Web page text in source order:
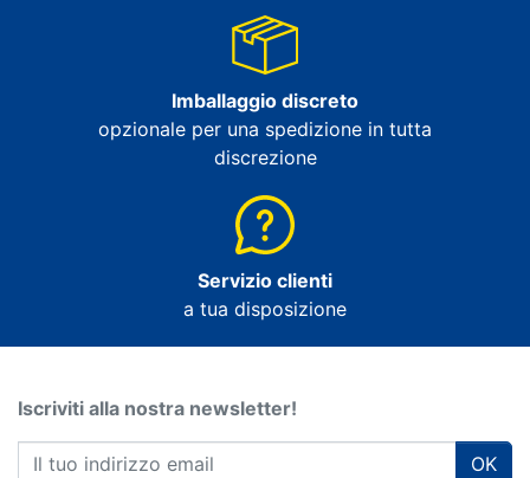
Imballaggio discreto
opzionale per una spedizione in tutta
discrezione
Servizio clienti
a tua disposizione
Iscriviti alla nostra newsletter!
OK